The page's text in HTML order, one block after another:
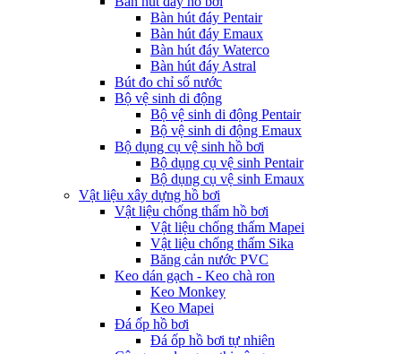
Bàn hút đáy Pentair
Bàn hút đáy Emaux
Bàn hút đáy Waterco
Bàn hút đáy Astral
Bút đo chỉ số nước
Bộ vệ sinh di động
Bộ vệ sinh di động Pentair
Bộ vệ sinh di động Emaux
Bộ dụng cụ vệ sinh hồ bơi
Bộ dụng cụ vệ sinh Pentair
Bộ dụng cụ vệ sinh Emaux
Vật liệu xây dựng hồ bơi
Vật liệu chống thấm hồ bơi
Vật liệu chống thấm Mapei
Vật liệu chống thấm Sika
Băng cản nước PVC
Keo dán gạch - Keo chà ron
Keo Monkey
Keo Mapei
Đá ốp hồ bơi
Đá ốp hồ bơi tự nhiên